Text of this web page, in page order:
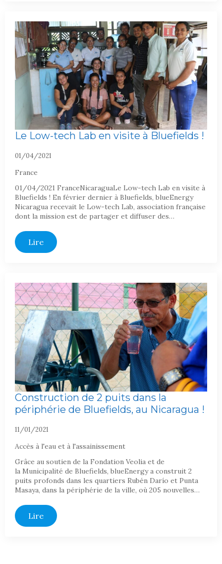
Le Low-tech Lab en visite à Bluefields !
01/04/2021
France
01/04/2021 FranceNicaraguaLe Low-tech Lab en visite à
Bluefields ! En février dernier à Bluefields, blueEnergy
Nicaragua recevait le Low-tech Lab, association française
dont la mission est de partager et diffuser des…
Lire
Construction de 2 puits dans la
périphérie de Bluefields, au Nicaragua !
11/01/2021
Accès à l'eau et à l'assainissement
Grâce au soutien de la Fondation Veolia et de
la Municipalité de Bluefields, blueEnergy a construit 2
puits profonds dans les quartiers Rubén Darío et Punta
Masaya, dans la périphérie de la ville, où 205 nouvelles…
Lire